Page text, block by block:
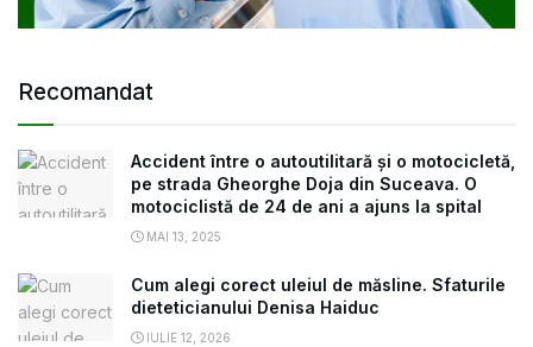
Recomandat
Accident între o autoutilitară și o motocicletă,
pe strada Gheorghe Doja din Suceava. O
motociclistă de 24 de ani a ajuns la spital
MAI 13, 2025
Cum alegi corect uleiul de măsline. Sfaturile
dieteticianului Denisa Haiduc
IULIE 12, 2026